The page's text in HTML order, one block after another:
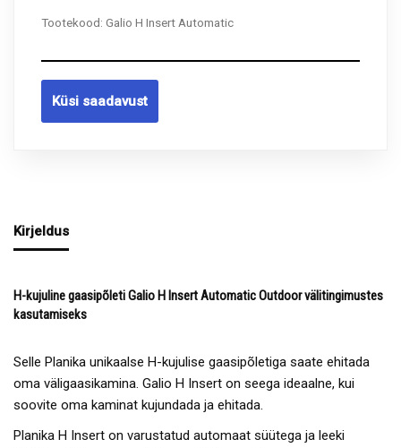
Tootekood: Galio H Insert Automatic
Küsi saadavust
Kirjeldus
H-kujuline gaasipõleti Galio H Insert Automatic Outdoor välitingimustes
kasutamiseks
Selle Planika unikaalse H-kujulise gaasipõletiga saate ehitada
oma väligaasikamina. Galio H Insert on seega ideaalne, kui
soovite oma kaminat kujundada ja ehitada.
Planika H Insert on varustatud automaat süütega ja leeki